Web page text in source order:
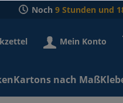
Noch 9 Stunden und
Mein Konto
Kartons nach Maß